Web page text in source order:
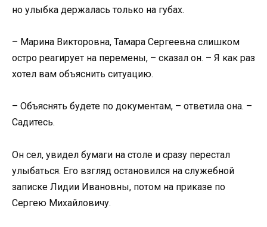
но улыбка держалась только на губах.
– Марина Викторовна, Тамара Сергеевна слишком
остро реагирует на перемены, – сказал он. – Я как раз
хотел вам объяснить ситуацию.
– Объяснять будете по документам, – ответила она. –
Садитесь.
Он сел, увидел бумаги на столе и сразу перестал
улыбаться. Его взгляд остановился на служебной
записке Лидии Ивановны, потом на приказе по
Сергею Михайловичу.